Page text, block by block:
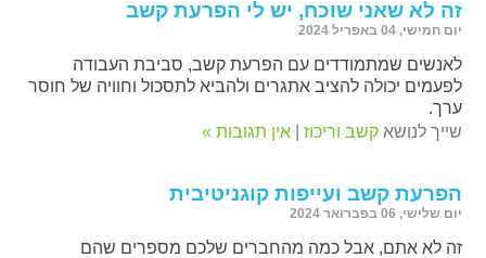
זה לא שאני שוכח, יש לי הפרעת קשב
יום חמישי, 04 באפריל 2024
לאנשים שמתמודדים עם הפרעת קשב, סביבת העבודה
לפעמים יכולה להציב אתגרים ולהביא לתסכול וחוויה של חוסר
ערך.
שייך לנושאקשב וריכוז |אין תגובות »
הפרעת קשב ועייפות קוגניטיבית
יום שלישי, 06 בפברואר 2024
זה לא אתם, אבל כמה מהחברים שלכם מספרים שהם